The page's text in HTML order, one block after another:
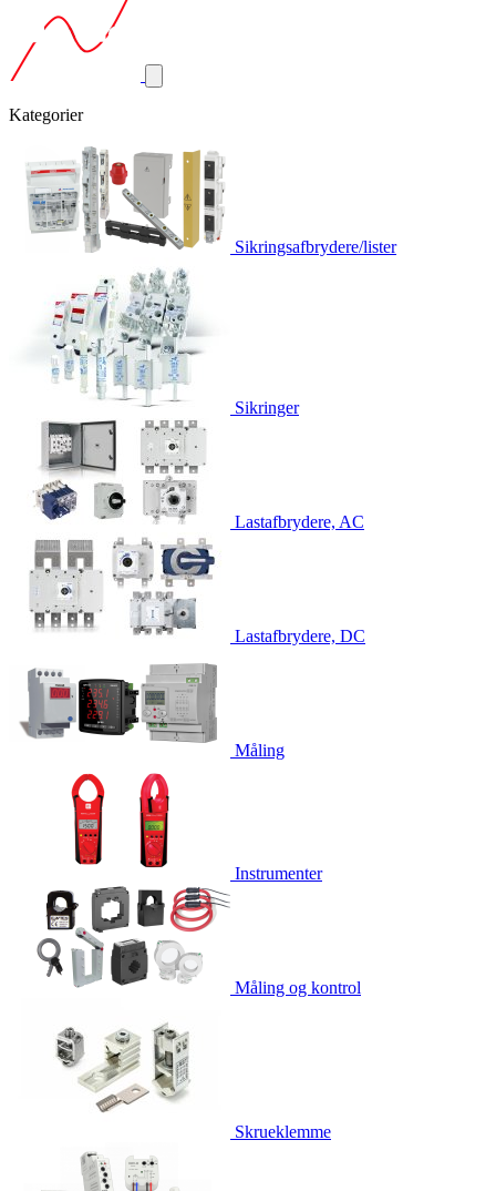
Kategorier
Sikringsafbrydere/lister
Sikringer
Lastafbrydere, AC
Lastafbrydere, DC
Måling
Instrumenter
Måling og kontrol
Skrueklemme